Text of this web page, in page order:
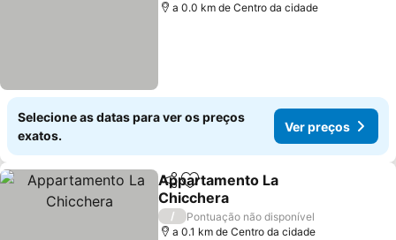
a 0.0 km de Centro da cidade
Selecione as datas para ver os preços
exatos.
Ver preços
PartilharAdicionar aos favoritos
Appartamento La
Chicchera
/
Pontuação não disponível
a 0.1 km de Centro da cidade